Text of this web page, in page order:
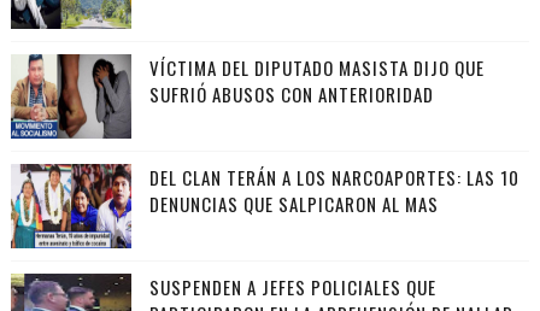
VÍCTIMA DEL DIPUTADO MASISTA DIJO QUE
SUFRIÓ ABUSOS CON ANTERIORIDAD
DEL CLAN TERÁN A LOS NARCOAPORTES: LAS 10
DENUNCIAS QUE SALPICARON AL MAS
SUSPENDEN A JEFES POLICIALES QUE